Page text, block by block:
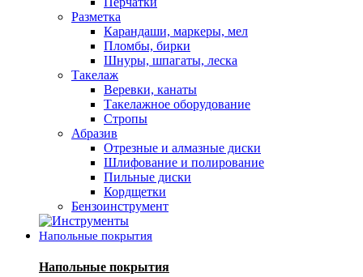
Разметка
Карандаши, маркеры, мел
Пломбы, бирки
Шнуры, шпагаты, леска
Такелаж
Веревки, канаты
Такелажное оборудование
Стропы
Абразив
Отрезные и алмазные диски
Шлифование и полирование
Пильные диски
Кордщетки
Бензоинструмент
Напольные покрытия
Напольные покрытия